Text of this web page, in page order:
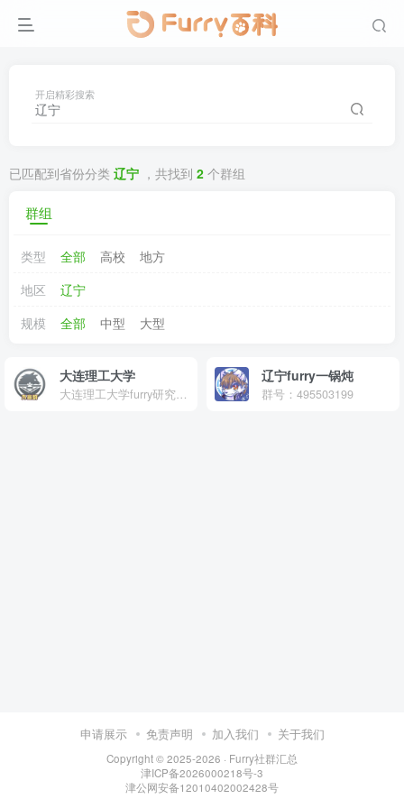
开启精彩搜索
已匹配到省份分类 辽宁 ，共找到 2 个群组
群组
类型 全部 高校
地方
地区
辽宁
规模
全部 中型 大型
大连理工大学 辽宁furry一锅炖
群号：495503199
申请展示 免责声明 加入我们 关于我们
Copyright © 2025-2026 · Furry社群汇总
津ICP备2026000218号-3
津公网安备12010402002428号